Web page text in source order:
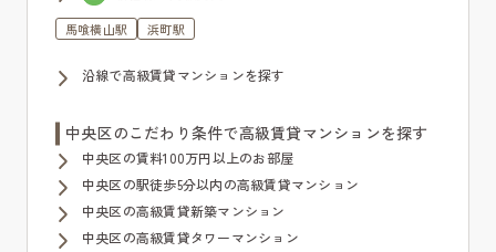
馬喰横山駅 浜町駅
沿線で高級賃貸マンションを探す
中央区のこだわり条件で高級賃貸マンションを探す
中央区の賃料100万円以上のお部屋
中央区の駅徒歩5分以内の高級賃貸マンション
中央区の高級賃貸新築マンション
中央区の高級賃貸タワーマンション